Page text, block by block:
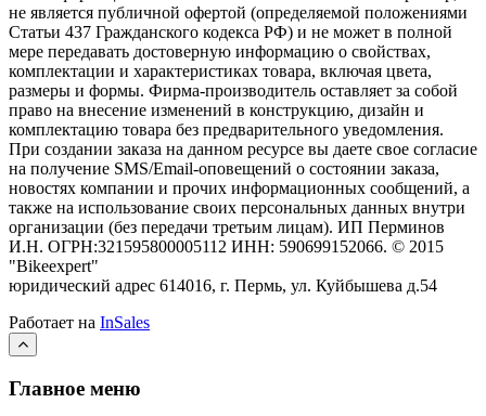
не является публичной офертой (определяемой положениями
Статьи 437 Гражданского кодекса РФ) и не может в полной
мере передавать достоверную информацию о свойствах,
комплектации и характеристиках товара, включая цвета,
размеры и формы. Фирма-производитель оставляет за собой
право на внесение изменений в конструкцию, дизайн и
комплектацию товара без предварительного уведомления.
При создании заказа на данном ресурсе вы даете свое согласие
на получение SMS/Email-оповещений о состоянии заказа,
новостях компании и прочих информационных сообщений, а
также на использование своих персональных данных внутри
организации (без передачи третьим лицам). ИП Перминов
И.Н. ОГРН:321595800005112 ИНН: 590699152066. © 2015
"Bikeexpert"
юридический адрес 614016, г. Пермь, ул. Куйбышева д.54
Работает на InSales
Главное меню